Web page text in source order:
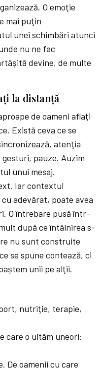
O emoţie
mai puţin
unei schimbări atunci
nu ne fac
devine, de multe
la distanţă
de oameni aflaţi
Există ceva ce se
atenţia
pauze. Auzim
unui mesaj.
Iar contextul
adevărat, poate avea
O întrebare pusă într-
după ce întâlnirea s-
nu sunt construite
se spune contează, ci
unii pe alţii.
nutriţie, terapie,
care o uităm uneori:
De oamenii cu care